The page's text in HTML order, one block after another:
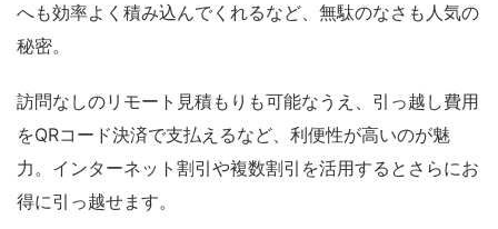
へも効率よく積み込んでくれるなど、無駄のなさも人気の
秘密。
訪問なしのリモート見積もりも可能なうえ、引っ越し費用
をQRコード決済で支払えるなど、利便性が高いのが魅
力。インターネット割引や複数割引を活用するとさらにお
得に引っ越せます。